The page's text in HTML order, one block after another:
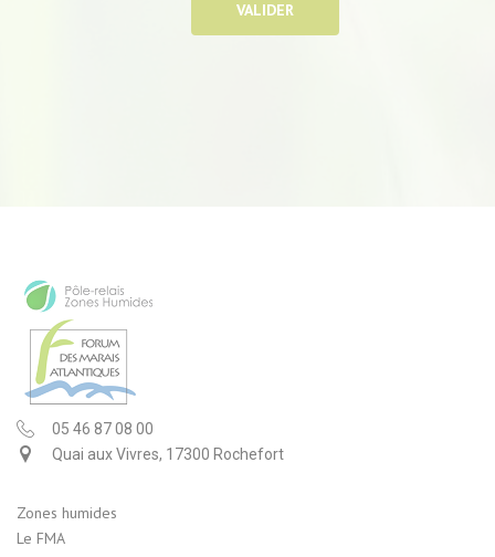
05 46 87 08 00
Quai aux Vivres, 17300 Rochefort
Zones humides
Le FMA